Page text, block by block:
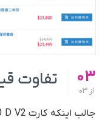
03
از 03
تفاوت